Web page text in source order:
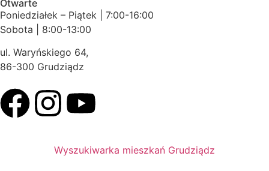
Otwarte
Poniedziałek – Piątek | 7:00-16:00
Sobota | 8:00-13:00
ul. Waryńskiego 64,
86-300 Grudziądz
Wyszukiwarka mieszkań Grudziądz